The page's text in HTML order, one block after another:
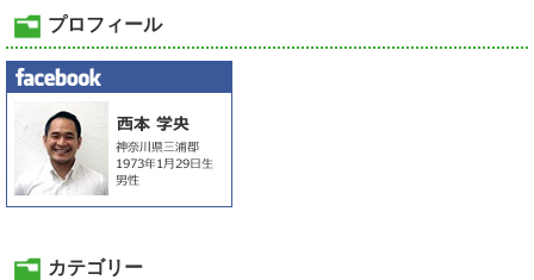
プロフィール
カテゴリー